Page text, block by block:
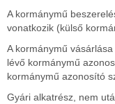
A kormánymű
vonatkozik (külső
A kormánymű
lévő kormánymű
kormánymű azonosító
Gyári alkatrész, nem